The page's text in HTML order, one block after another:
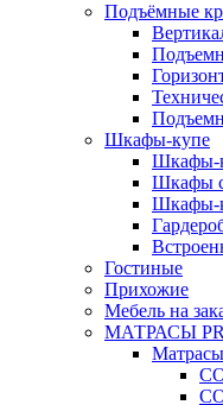
Подъёмные
Шкафы-купе
Шкафы-
Шкафы с
Шкафы-
Гостиные
Прихожие
Мебель на
МАТРАСЫ